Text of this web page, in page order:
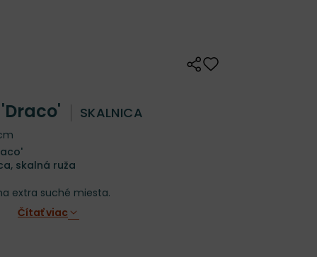
ZdieľaťOdober do
SKALNICA
skalná ruža
extra suché miesta.
Čítať viac